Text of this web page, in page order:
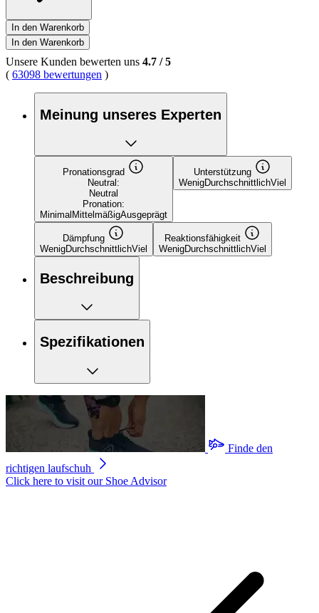
In den Warenkorb
In den Warenkorb
Unsere Kunden bewerten uns 4.7 /5
( 63098 bewertungen )
Meinung unseres Experten
Pronationsgrad
Neutral:
Neutral
Pronation:
Minimal MittelmäßigAusgeprägt
Unterstützung
WenigDurchschnittlichViel
Dämpfung
WenigDurchschnittlichViel
Reaktionsfähigkeit
WenigDurchschnittlichViel
Beschreibung
Spezifikationen
Finde den
richtigen laufschuh
Click here to visit our Shoe Advisor